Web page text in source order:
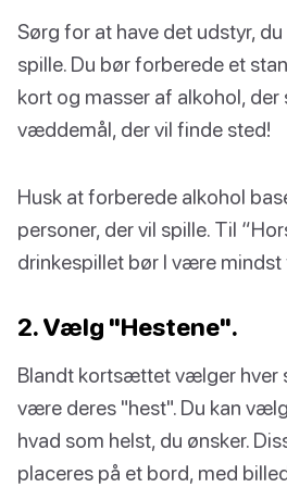
Sørg for at have det udstyr,
spille. Du bør forberede et
kort og masser af alkohol, der
væddemål, der vil finde sted!
Husk at forberede alkohol
personer, der vil spille. Til
drinkespillet bør I være mindst
2. Vælg "Hestene".
Blandt kortsættet vælger hver
være deres "hest". Du kan
hvad som helst, du ønsker.
placeres på et bord, med